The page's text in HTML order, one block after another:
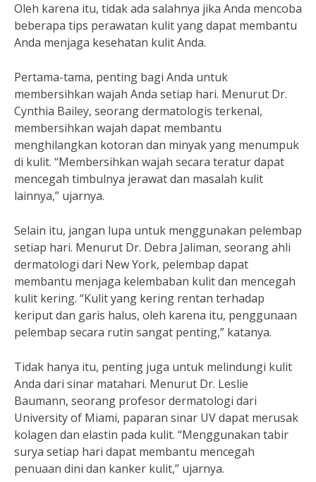
Oleh karena itu, tidak ada salahnya jika Anda mencoba
beberapa tips perawatan kulit yang dapat membantu
Anda menjaga kesehatan kulit Anda.
Pertama-tama, penting bagi Anda untuk
membersihkan wajah Anda setiap hari. Menurut Dr.
Cynthia Bailey, seorang dermatologis terkenal,
membersihkan wajah dapat membantu
menghilangkan kotoran dan minyak yang menumpuk
di kulit. “Membersihkan wajah secara teratur dapat
mencegah timbulnya jerawat dan masalah kulit
lainnya,” ujarnya.
Selain itu, jangan lupa untuk menggunakan pelembap
setiap hari. Menurut Dr. Debra Jaliman, seorang ahli
dermatologi dari New York, pelembap dapat
membantu menjaga kelembaban kulit dan mencegah
kulit kering. “Kulit yang kering rentan terhadap
keriput dan garis halus, oleh karena itu, penggunaan
pelembap secara rutin sangat penting,” katanya.
Tidak hanya itu, penting juga untuk melindungi kulit
Anda dari sinar matahari. Menurut Dr. Leslie
Baumann, seorang profesor dermatologi dari
University of Miami, paparan sinar UV dapat merusak
kolagen dan elastin pada kulit. “Menggunakan tabir
surya setiap hari dapat membantu mencegah
penuaan dini dan kanker kulit,” ujarnya.